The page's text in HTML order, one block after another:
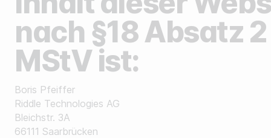
nach §18 Absatz 2
MStV ist:
Boris Pfeiffer
Riddle Technologies AG
Bleichstr. 3A
66111 Saarbrücken